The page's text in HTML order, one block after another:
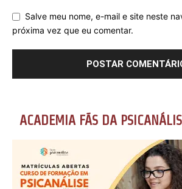
Salve meu nome, e-mail e site neste
próxima vez que eu comentar.
ACADEMIA FÃS DA